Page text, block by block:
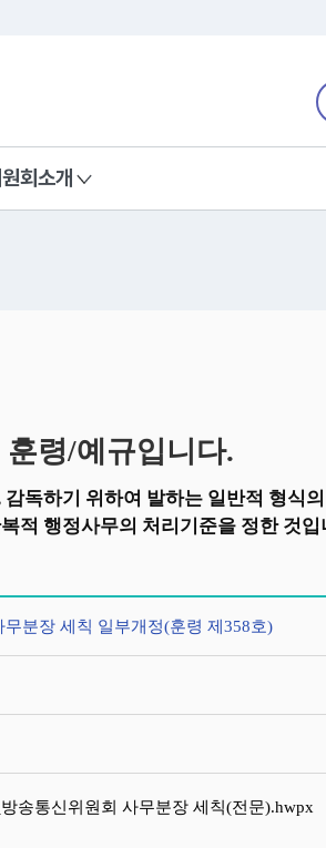
회소개
훈령/예규입니다.
독하기 위하여 발하는 일반적 형식
적 행정사무의 처리기준을 정한 것입
분장 세칙 일부개정(훈령 제358호)
송통신위원회 사무분장 세칙(전문).hwpx